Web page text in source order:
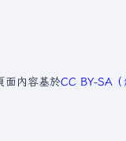
面內容基於CC BY-SA